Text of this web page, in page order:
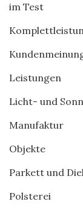
im Test
Leistungen
Licht- und
Manufaktur
Objekte
Parkett und
Polsterei